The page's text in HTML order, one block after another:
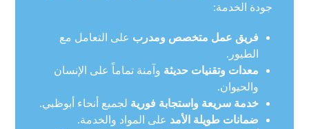
جودة الخدمة:
فريق عمل متخصص ومدرب على التعامل مع
الطيور.
معدات وتقنيات حديثة وآمنة تماماً على الإنسان
والحيوان.
خدمة سريعة واستجابة فورية لجميع أنحاء أبوظبي.
ضمانات طويلة الأمد على المواد والخدمة.